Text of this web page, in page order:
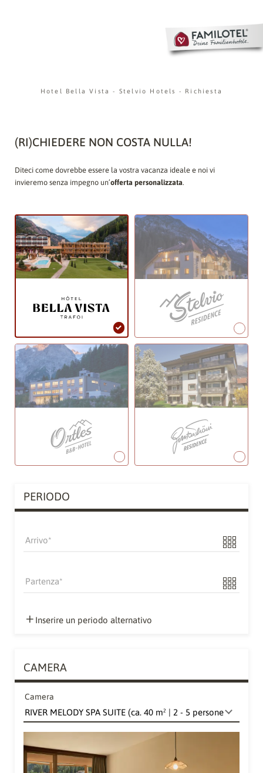
Hotel Bella Vista- Stelvio Hotels - Richiesta
(RI)CHIEDERE NON COSTA NULLA!
Diteci come dovrebbe essere la vostra vacanza ideale e noi vi
invieremo senza impegno un’offerta personalizzata.
PERIODO
Arrivo
Partenza
Inserire un periodo alternativo
CAMERA
Camera